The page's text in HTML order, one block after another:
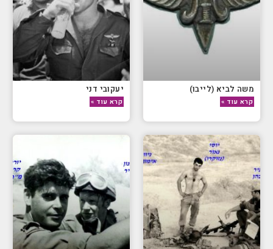
משה לביא (לייבו)
קרא עוד »
יעקובי דני
קרא עוד »